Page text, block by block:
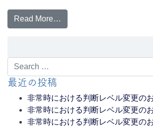
Read More…
Search
最近の投稿
非常時における判断レベル変更の
非常時における判断レベル変更の
非常時における判断レベル変更の